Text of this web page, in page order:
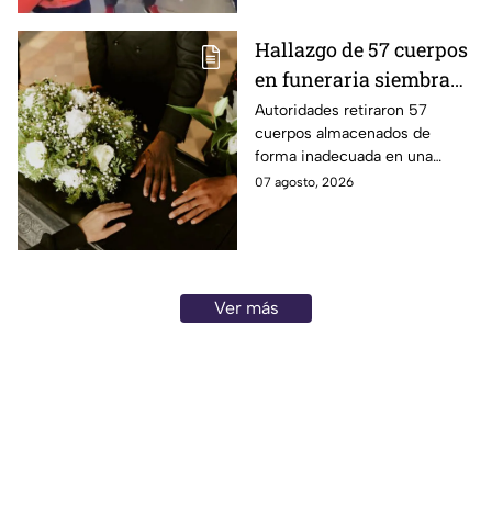
Hallazgo de 57 cuerpos
en funeraria siembra
dudas entre familias
que recibieron cenizas
de sus seres queridos
Autoridades retiraron 57
cuerpos almacenados de
forma inadecuada en una
funeraria de Chicago. Familias
07 agosto, 2026
Ver más